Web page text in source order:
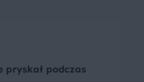
pryskał podczas